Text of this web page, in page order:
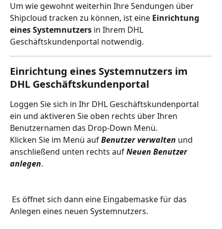
Um wie gewohnt weiterhin Ihre Sendungen über
Shipcloud tracken zu können, ist eine Einrichtung
eines Systemnutzers in Ihrem DHL
Geschäftskundenportal notwendig.
Einrichtung eines Systemnutzers im
DHL Geschäftskundenportal
Loggen Sie sich in Ihr DHL Geschäftskundenportal
ein und aktiveren Sie oben rechts über Ihren
Benutzernamen das Drop-Down Menü.
Klicken Sie im Menü auf Benutzer verwalten und
anschließend unten rechts auf Neuen Benutzer
anlegen.
Anlegen eines neuen Systemnutzers.